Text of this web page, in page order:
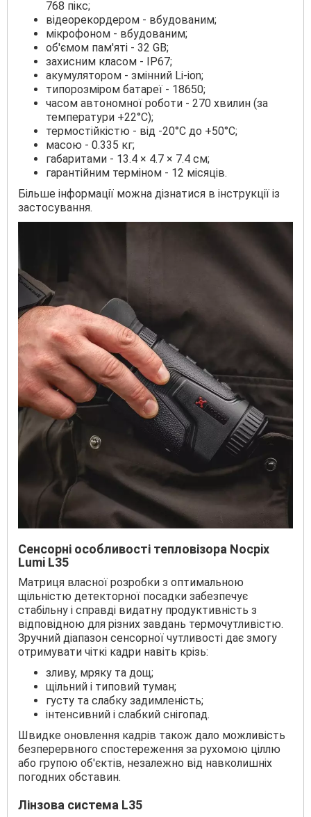
768 пікс;
відеорекордером - вбудованим;
мікрофоном - вбудованим;
об'ємом пам'яті - 32 GB;
захисним класом - IP67;
акумулятором - змінний Li-ion;
типорозміром батареї - 18650;
часом автономної роботи - 270 хвилин (за
температури +22°С);
термостійкістю - від -20°С до +50°С;
масою - 0.335 кг;
габаритами - 13.4 × 4.7 × 7.4 см;
гарантійним терміном - 12 місяців.
Більше інформації можна дізнатися в інструкції із
застосування.
Сенсорні особливості тепловізора Nocpix
Lumi L35
Матриця власної розробки з оптимальною
щільністю детекторної посадки забезпечує
стабільну і справді видатну продуктивність з
відповідною для різних завдань термочутливістю.
Зручний діапазон сенсорної чутливості дає змогу
отримувати чіткі кадри навіть крізь:
зливу, мряку та дощ;
щільний і типовий туман;
густу та слабку задимленість;
інтенсивний і слабкий снігопад.
Швидке оновлення кадрів також дало можливість
безперервного спостереження за рухомою ціллю
або групою об'єктів, незалежно від навколишніх
погодних обставин.
Лінзова система L35